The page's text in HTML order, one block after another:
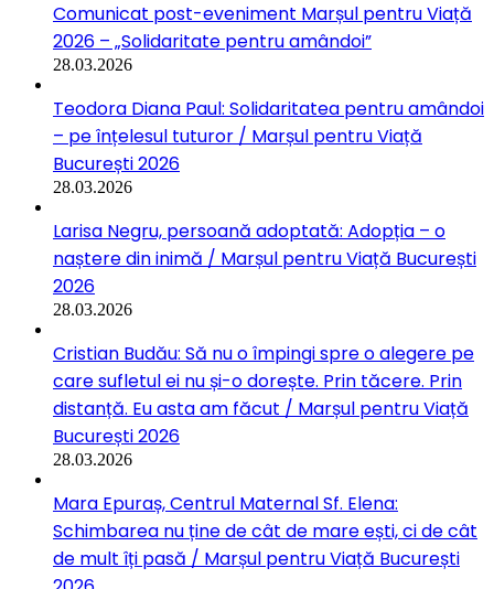
Comunicat post-eveniment Marșul pentru Viață
2026 – „Solidaritate pentru amândoi”
28.03.2026
Teodora Diana Paul: Solidaritatea pentru amândoi
– pe înțelesul tuturor / Marșul pentru Viață
București 2026
28.03.2026
Larisa Negru, persoană adoptată: Adopția – o
naștere din inimă / Marșul pentru Viață București
2026
28.03.2026
Cristian Budău: Să nu o împingi spre o alegere pe
care sufletul ei nu și-o dorește. Prin tăcere. Prin
distanță. Eu asta am făcut / Marșul pentru Viață
București 2026
28.03.2026
Mara Epuraș, Centrul Maternal Sf. Elena:
Schimbarea nu ține de cât de mare ești, ci de cât
de mult îți pasă / Marșul pentru Viață București